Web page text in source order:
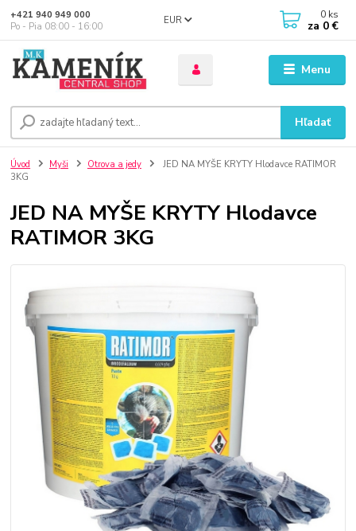
Menu
EUR
Hľadať
+421 940 949 000
Po - Pia 08:00 - 16:00
0 ks
za 0 €
Úvod Myši Otrova a jedy
JED NA MYŠE KRYTY Hlodavce RATIMOR
3KG
JED NA MYŠE KRYTY Hlodavce
RATIMOR 3KG